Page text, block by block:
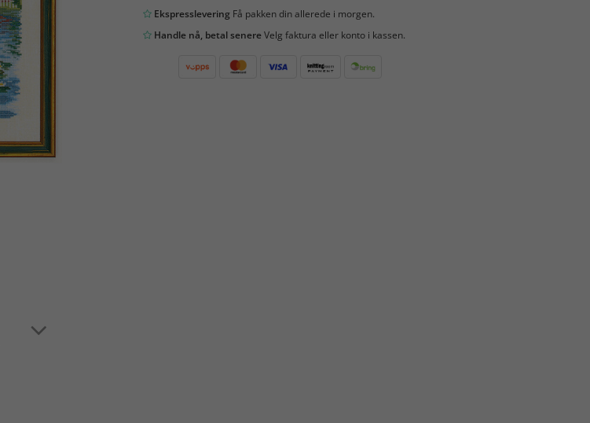
EkspressleveringFå pakken din allerede i morgen.
Handle nå, betal senereVelg faktura eller konto i kassen.